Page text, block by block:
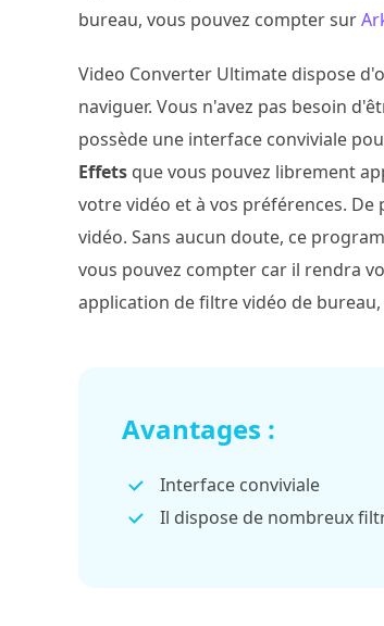
bureau, vous pouvez compter sur
Video Converter Ultimate dispose
naviguer. Vous n'avez pas besoin
possède une interface conviviale
Effets que vous pouvez librement
votre vidéo et à vos préférences.
vidéo. Sans aucun doute, ce
vous pouvez compter car il rendra
application de filtre vidéo de bureau,
Avantages :
Interface conviviale
Il dispose de nombreux